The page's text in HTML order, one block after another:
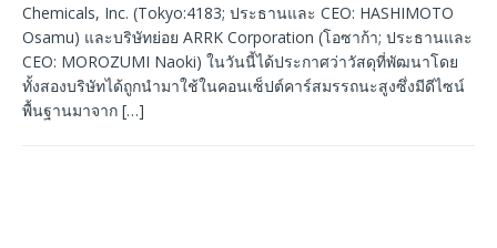
Chemicals, Inc. (Tokyo:4183; ประธานและ CEO: HASHIMOTO
Osamu) และบริษัทย่อย ARRK Corporation (โอซาก้า; ประธานและ
CEO: MOROZUMI Naoki) ในวันนี้ได้ประกาศว่าวัสดุที่พัฒนาโดย
ทั้งสองบริษัทได้ถูกนำมาใช้ในคอนเซ็ปต์คาร์สมรรถนะสูงซึ่งมีดีไซน์
พื้นฐานมาจาก […]